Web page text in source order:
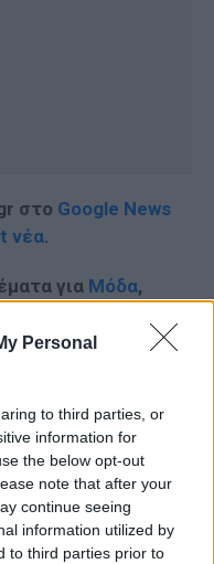
Personal
to third parties, or
information for
the below opt-out
note that after your
continue seeing
information utilized by
to third parties prior to
στο Google News
νέα.
για Μόδα,